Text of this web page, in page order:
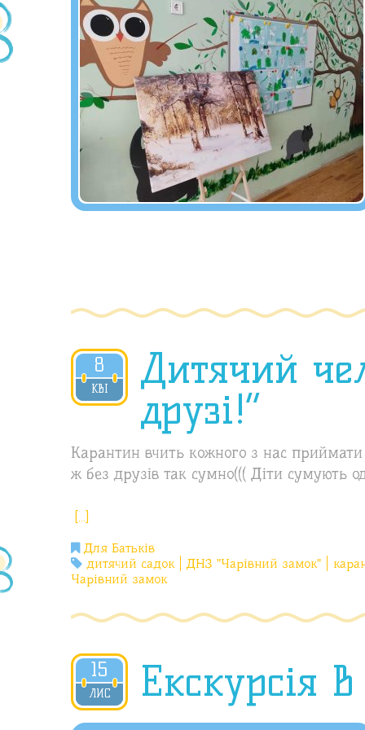
8
КВІ
2020
Дитячий
друзі!”
Карантин вчить кожного з нас
ж без друзів так сумно((( Діти сумують
[…]
Для Батьків
дитячий садок
ДНЗ "Чарівний замок"
Чарівний замок
15
ЛИС
2019 Екскурсія